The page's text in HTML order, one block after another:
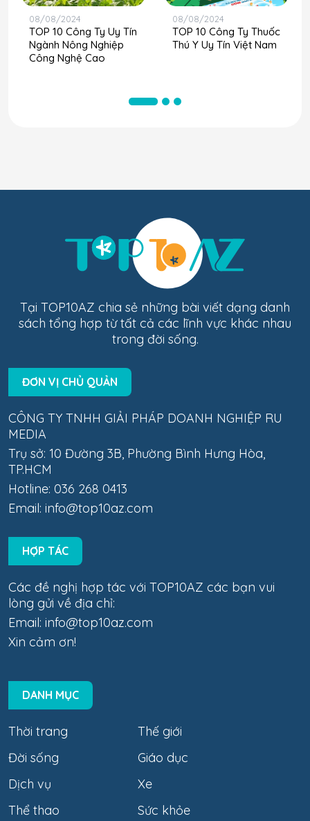
08/08/2024
TOP 10 Công Ty Uy Tín
Ngành Nông Nghiệp
Công Nghệ Cao
08/08/2024
TOP 10 Công Ty Thuốc
Thú Y Uy Tín Việt Nam
Tại TOP10AZ chia sẻ những bài viết dạng danh
sách tổng hợp từ tất cả các lĩnh vực khác nhau
trong đời sống.
ĐƠN VỊ CHỦ QUẢN
CÔNG TY TNHH GIẢI PHÁP DOANH NGHIỆP RU
MEDIA
Trụ sở: 10 Đường 3B, Phường Bình Hưng Hòa,
TP.HCM
Hotline: 036 268 0413
Email: info@top10az.com
HỢP TÁC
Các đề nghị hợp tác với TOP10AZ các bạn vui
lòng gửi về địa chỉ:
Email: info@top10az.com
Xin cảm ơn!
DANH MỤC
Thời trang
Thế giới
Đời sống
Giáo dục
Dịch vụ
Xe
Thể thao
Sức khỏe